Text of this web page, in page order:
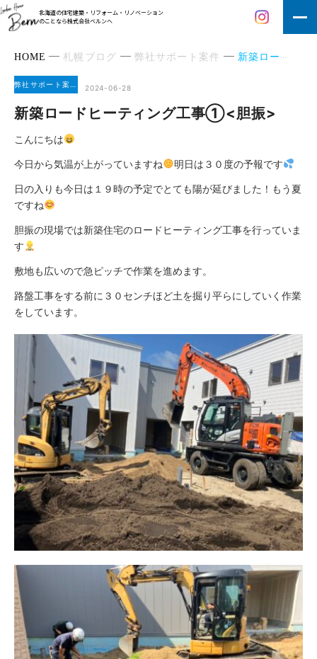
北海道の住宅建築・リフォーム・リノベーション
のことなら株式会社ベルンへ
HOME 札幌ブログ 弊社サポート案件 新築ロードヒーティング工事①<胆振>
弊社サポート案件 2024-06-28
新築ロードヒーティング工事①<胆振>
こんにちは
今日から気温が上がっていますね 明日は３０度の予報です
日の入りも今日は１９時の予定でとても陽が延びました！もう夏
ですね
胆振の現場では新築住宅のロードヒーティング工事を行っていま
す
敷地も広いので急ピッチで作業を進めます。
路盤工事をする前に３０センチほど土を掘り平らにしていく作業
をしています。